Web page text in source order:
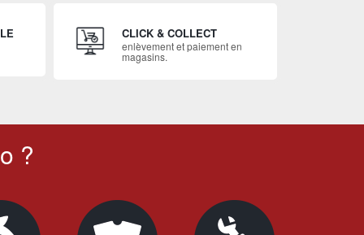
CLICK & COLLECT
enlèvement et paiement en
magasins.
?